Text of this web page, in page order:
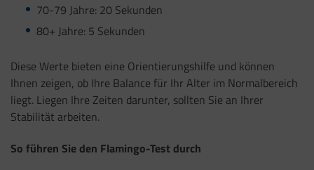
70-79 Jahre: 20 Sekunden
80+ Jahre: 5 Sekunden
Diese Werte bieten eine Orientierungshilfe und können
Ihnen zeigen, ob Ihre Balance für Ihr Alter im Normalbereich
liegt. Liegen Ihre Zeiten darunter, sollten Sie an Ihrer
Stabilität arbeiten.
So führen Sie den Flamingo-Test durch